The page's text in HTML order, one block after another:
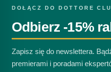
DOŁĄCZ DO DOTTORE
Odbierz -15%
Zapisz się do newslettera.
premierami i poradami